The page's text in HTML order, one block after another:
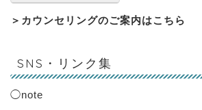
＞ カウンセリングのご案内はこちら
SNS・リンク集
◯note